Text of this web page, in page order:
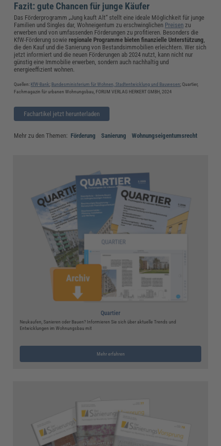
Fazit: gute Chancen für junge Käufer
Das Förderprogramm „Jung kauft Alt“ stellt eine ideale Möglichkeit für junge
Familien und Singles dar, Wohneigentum zu erschwinglichen Preisen zu
erwerben und von umfassenden Förderungen zu profitieren. Besonders die
KfW-Förderung sowie regionale Programme bieten finanzielle Unterstützung,
die den Kauf und die Sanierung von Bestandsimmobilien erleichtern. Wer sich
jetzt informiert und die neuen Förderungen ab 2024 nutzt, kann nicht nur
günstig eine Immobilie erwerben, sondern auch nachhaltig und
energieeffizient wohnen.
Quellen: KfW-Bank; Bundesministerium für Wohnen, Stadtentwicklung und Bauwesen; Quartier,
Fachmagazin für urbanen Wohnungsbau, FORUM VERLAG HERKERT GMBH, 2024
Fachartikel jetzt herunterladen
Mehr zu den Themen: Förderung Sanierung Wohnungseigentumsrecht
Quartier
Neukaufen, Sanieren oder Bauen? Informieren Sie sich über aktuelle Trends und
Entwicklungen im Wohnungsbau mit
Mehr erfahren